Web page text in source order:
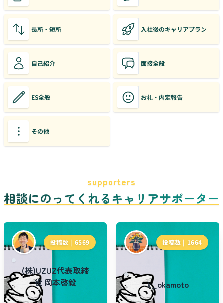
長所・短所 入社後のキャリアプラン
自己紹介 面接全般
ES全般 お礼・内定報告
その他
supporters
相談にのってくれるキャリアサポーター
投稿数 | 6569
(株)UZUZ代表取締
役 岡本啓毅
投稿数 | 1664
k_okamoto